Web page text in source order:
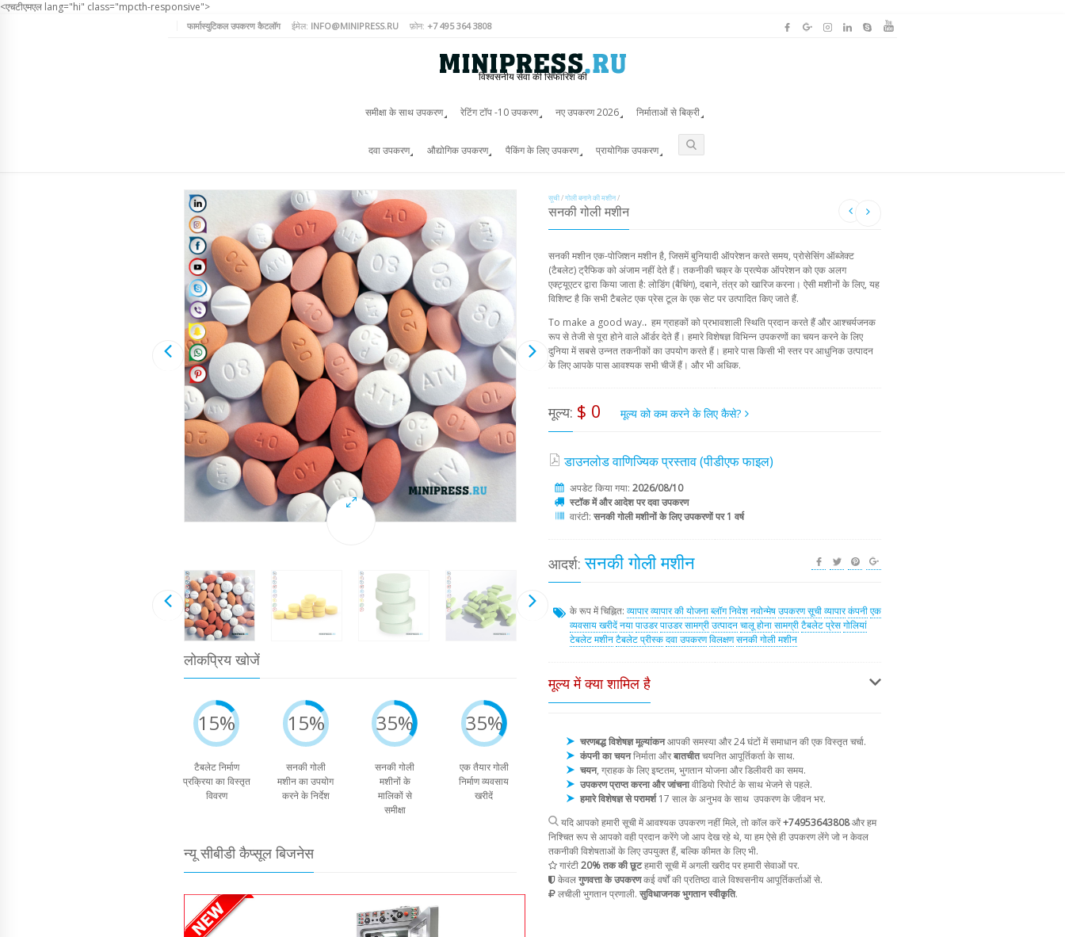
<एचटीएमएल lang="hi" class="mpcth-responsive">
फार्मास्युटिकल उपकरण कैटलॉग ईमेल: INFO@MINIPRESS.RU फ़ोन: +7 495 364 3808
विश्वसनीय सेवा की सिफारिश की
समीक्षा के साथ उपकरण रेटिंग टॉप -10 उपकरण नए उपकरण 2026 निर्माताओं से बिक्री
दवा उपकरण औद्योगिक उपकरण पैकिंग के लिए उपकरण प्रायोगिक उपकरण
लोकप्रिय खोजें
15%
टैबलेट निर्माण
प्रक्रिया का विस्तृत
विवरण
15%
सनकी गोली
मशीन का उपयोग
करने के निर्देश
35%
सनकी गोली
मशीनों के
मालिकों से
समीक्षा
35%
एक तैयार गोली
निर्माण व्यवसाय
खरीदें
न्यू सीबीडी कैप्सूल बिजनेस
सूची/गोली बनाने की मशीन/
सनकी गोली मशीन
सनकी मशीन एक-पोजिशन मशीन है, जिसमें बुनियादी ऑपरेशन करते समय, प्रोसेसिंग ऑब्जेक्ट
(टैबलेट) ट्रैफिक को अंजाम नहीं देते हैं। तकनीकी चक्र के प्रत्येक ऑपरेशन को एक अलग
एक्ट्यूएटर द्वारा किया जाता है: लोडिंग (बैचिंग), दबाने, तंत्र को खारिज करना। ऐसी मशीनों के लिए, यह
विशिष्ट है कि सभी टैबलेट एक प्रेस टूल के एक सेट पर उत्पादित किए जाते हैं.
To make a good way.. हम ग्राहकों को प्रभावशाली स्थिति प्रदान करते हैं और आश्चर्यजनक
रूप से तेजी से पूरा होने वाले ऑर्डर देते हैं। हमारे विशेषज्ञ विभिन्न उपकरणों का चयन करने के लिए
दुनिया में सबसे उन्नत तकनीकों का उपयोग करते हैं। हमारे पास किसी भी स्तर पर आधुनिक उत्पादन
के लिए आपके पास आवश्यक सभी चीजें हैं। और भी अधिक.
मूल्य: $ 0 मूल्य को कम करने के लिए कैसे?
डाउनलोड वाणिज्यिक प्रस्ताव (पीडीएफ फाइल)
अपडेट किया गया: 2026/08/10
स्टॉक में और आदेश पर दवा उपकरण
वारंटी: सनकी गोली मशीनों के लिए उपकरणों पर 1 वर्ष
आदर्श: सनकी गोली मशीन
के रूप में चिह्नित: व्यापारव्यापार की योजनाब्लॉगनिवेशनवोन्मेषउपकरण सूचीव्यापारकंपनीएक
व्यवसाय खरीदेंनयापाउडरपाउडर सामग्रीउत्पादनचालू होनासामग्रीटैबलेट प्रेसगोलियां
टेबलेट मशीनटैबलेट प्रीस्कदवा उपकरणविलक्षणसनकी गोली मशीन
मूल्य में क्या शामिल है
चरणबद्ध विशेषज्ञ मूल्यांकनआपकी समस्या और 24 घंटों में समाधान की एक विस्तृत चर्चा.
कंपनी का चयननिर्माता औरबातचीतचयनित आपूर्तिकर्ता के साथ.
चयन, ग्राहक के लिए इष्टतम, भुगतान योजना और डिलीवरी का समय.
उपकरण प्राप्त करना और जांचनावीडियो रिपोर्ट के साथ भेजने से पहले.
हमारे विशेषज्ञ से परामर्श17 साल के अनुभव के साथ उपकरण के जीवन भर.
यदि आपको हमारी सूची में आवश्यक उपकरण नहीं मिले, तो कॉल करें+74953643808और हम
निश्चित रूप से आपको वही प्रदान करेंगे जो आप देख रहे थे, या हम ऐसे ही उपकरण लेंगे जो न केवल
तकनीकी विशेषताओं के लिए उपयुक्त हैं, बल्कि कीमत के लिए भी.
गारंटी20% तक की छूटहमारी सूची में अगली खरीद पर हमारी सेवाओं पर.
केवलगुणवत्ता के उपकरणकई वर्षों की प्रतिष्ठा वाले विश्वसनीय आपूर्तिकर्ताओं से.
लचीली भुगतान प्रणाली. सुविधाजनक भुगतान स्वीकृति.